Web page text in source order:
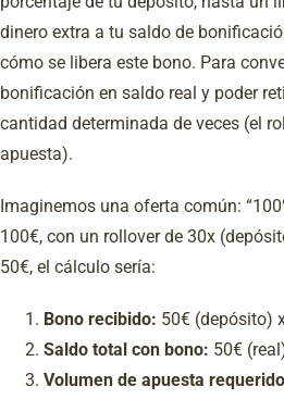
dinero extra a tu saldo de
cómo se libera este bono. Para
bonificación en saldo real y poder
cantidad determinada de veces (el
apuesta).
Imaginemos una oferta común:
100€, con un rollover de 30x
50€, el cálculo sería:
Bono recibido: 50€ (depósito)
Saldo total con bono: 50€
Volumen de apuesta